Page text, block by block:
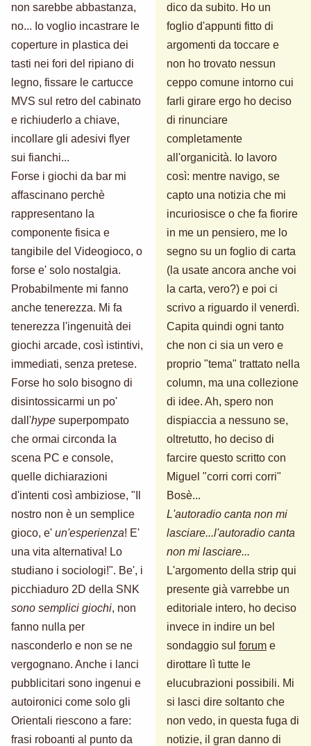
non sarebbe abbastanza,
no... Io voglio incastrare le
coperture in plastica dei
tasti nei fori del ripiano di
legno, fissare le cartucce
MVS sul retro del cabinato
e richiuderlo a chiave,
incollare gli adesivi flyer
sui fianchi...
Forse i giochi da bar mi
affascinano perchè
rappresentano la
componente fisica e
tangibile del Videogioco, o
forse e' solo nostalgia.
Probabilmente mi fanno
anche tenerezza. Mi fa
tenerezza l'ingenuità dei
giochi arcade, così istintivi,
immediati, senza pretese.
Forse ho solo bisogno di
disintossicarmi un po'
dall'hype superpompato
che ormai circonda la
scena PC e console,
quelle dichiarazioni
d'intenti così ambiziose, "Il
nostro non è un semplice
gioco, e' un'esperienza! E'
una vita alternativa! Lo
studiano i sociologi!". Be', i
picchiaduro 2D della SNK
sono semplici giochi, non
fanno nulla per
nasconderlo e non se ne
vergognano. Anche i lanci
pubblicitari sono ingenui e
autoironici come solo gli
Orientali riescono a fare:
frasi roboanti al punto da
dico da subito. Ho un
foglio d'appunti fitto di
argomenti da toccare e
non ho trovato nessun
ceppo comune intorno cui
farli girare ergo ho deciso
di rinunciare
completamente
all'organicità. Io lavoro
così: mentre navigo, se
capto una notizia che mi
incuriosisce o che fa fiorire
in me un pensiero, me lo
segno su un foglio di carta
(la usate ancora anche voi
la carta, vero?) e poi ci
scrivo a riguardo il venerdì.
Capita quindi ogni tanto
che non ci sia un vero e
proprio "tema" trattato nella
column, ma una collezione
di idee. Ah, spero non
dispiaccia a nessuno se,
oltretutto, ho deciso di
farcire questo scritto con
Miguel "corri corri corri"
Bosè...
L'autoradio canta non mi
lasciare...l'autoradio canta
non mi lasciare...
L'argomento della strip qui
presente già varrebbe un
editoriale intero, ho deciso
invece in indire un bel
sondaggio sul forum e
dirottare lì tutte le
elucubrazioni possibili. Mi
si lasci dire soltanto che
non vedo, in questa fuga di
notizie, il gran danno di